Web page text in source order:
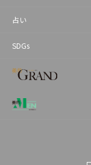
占い
SDGs